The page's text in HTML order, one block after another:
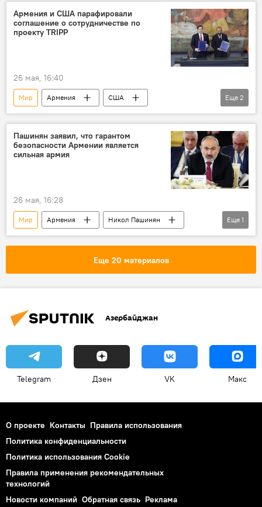
Армения и США парафировали
соглашение о сотрудничестве по
проекту TRIPP
26 мая, 16:40
Мир Армения
США
Марко Рубио
Арарат Мирзоян
Еще 2
Пашинян заявил, что гарантом
безопасности Армении является
сильная армия
26 мая, 16:28
Мир Армения
Никол Пашинян
Армия
Еще 1
Еще 20 материалов
Азербайджан
Telegram Дзен VK Макс
О проекте Контакты Правила использования
Политика конфиденциальности
Политика использования Cookie
Правила применения рекомендательных
технологий
Новости компаний Обратная связь Реклама